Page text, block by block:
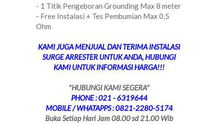
- 1 Titik Pengeboran Grounding Max 8 meter
- Free Instalasi + Tes Pembumian Max 0,5
Ohm
KAMI JUGA MENJUAL DAN TERIMA INSTALASI
SURGE ARRESTER UNTUK ANDA, HUBUNGI
KAMI UNTUK INFORMASI HARGA!!!
"HUBUNGI KAMI SEGERA"
PHONE : 021 - 6319644
MOBILE / WHATAPPS : 0821-2280-5174
Buka Setiap Hari Jam 08.00 sd 21.00 Wib